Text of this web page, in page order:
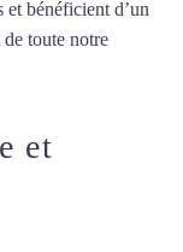
et bénéficient d’un
toute notre
et